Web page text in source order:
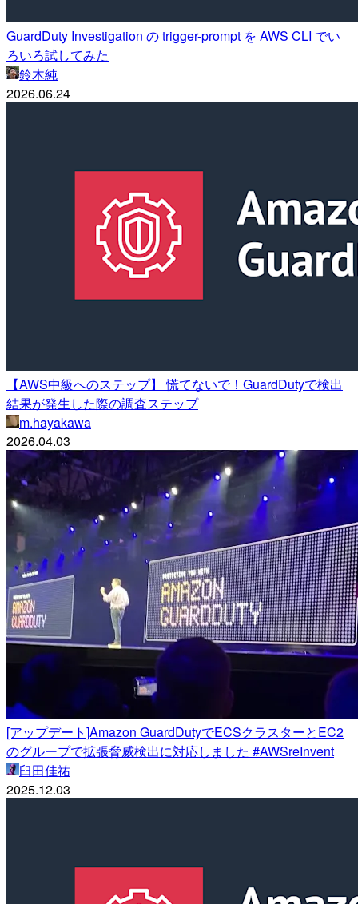
GuardDuty Investigation の trigger-prompt を AWS CLI でい
ろいろ試してみた
鈴木純
2026.06.24
【AWS中級へのステップ】 慌てないで！GuardDutyで検出
結果が発生した際の調査ステップ
m.hayakawa
2026.04.03
[アップデート]Amazon GuardDutyでECSクラスターとEC2
のグループで拡張脅威検出に対応しました #AWSreInvent
臼田佳祐
2025.12.03